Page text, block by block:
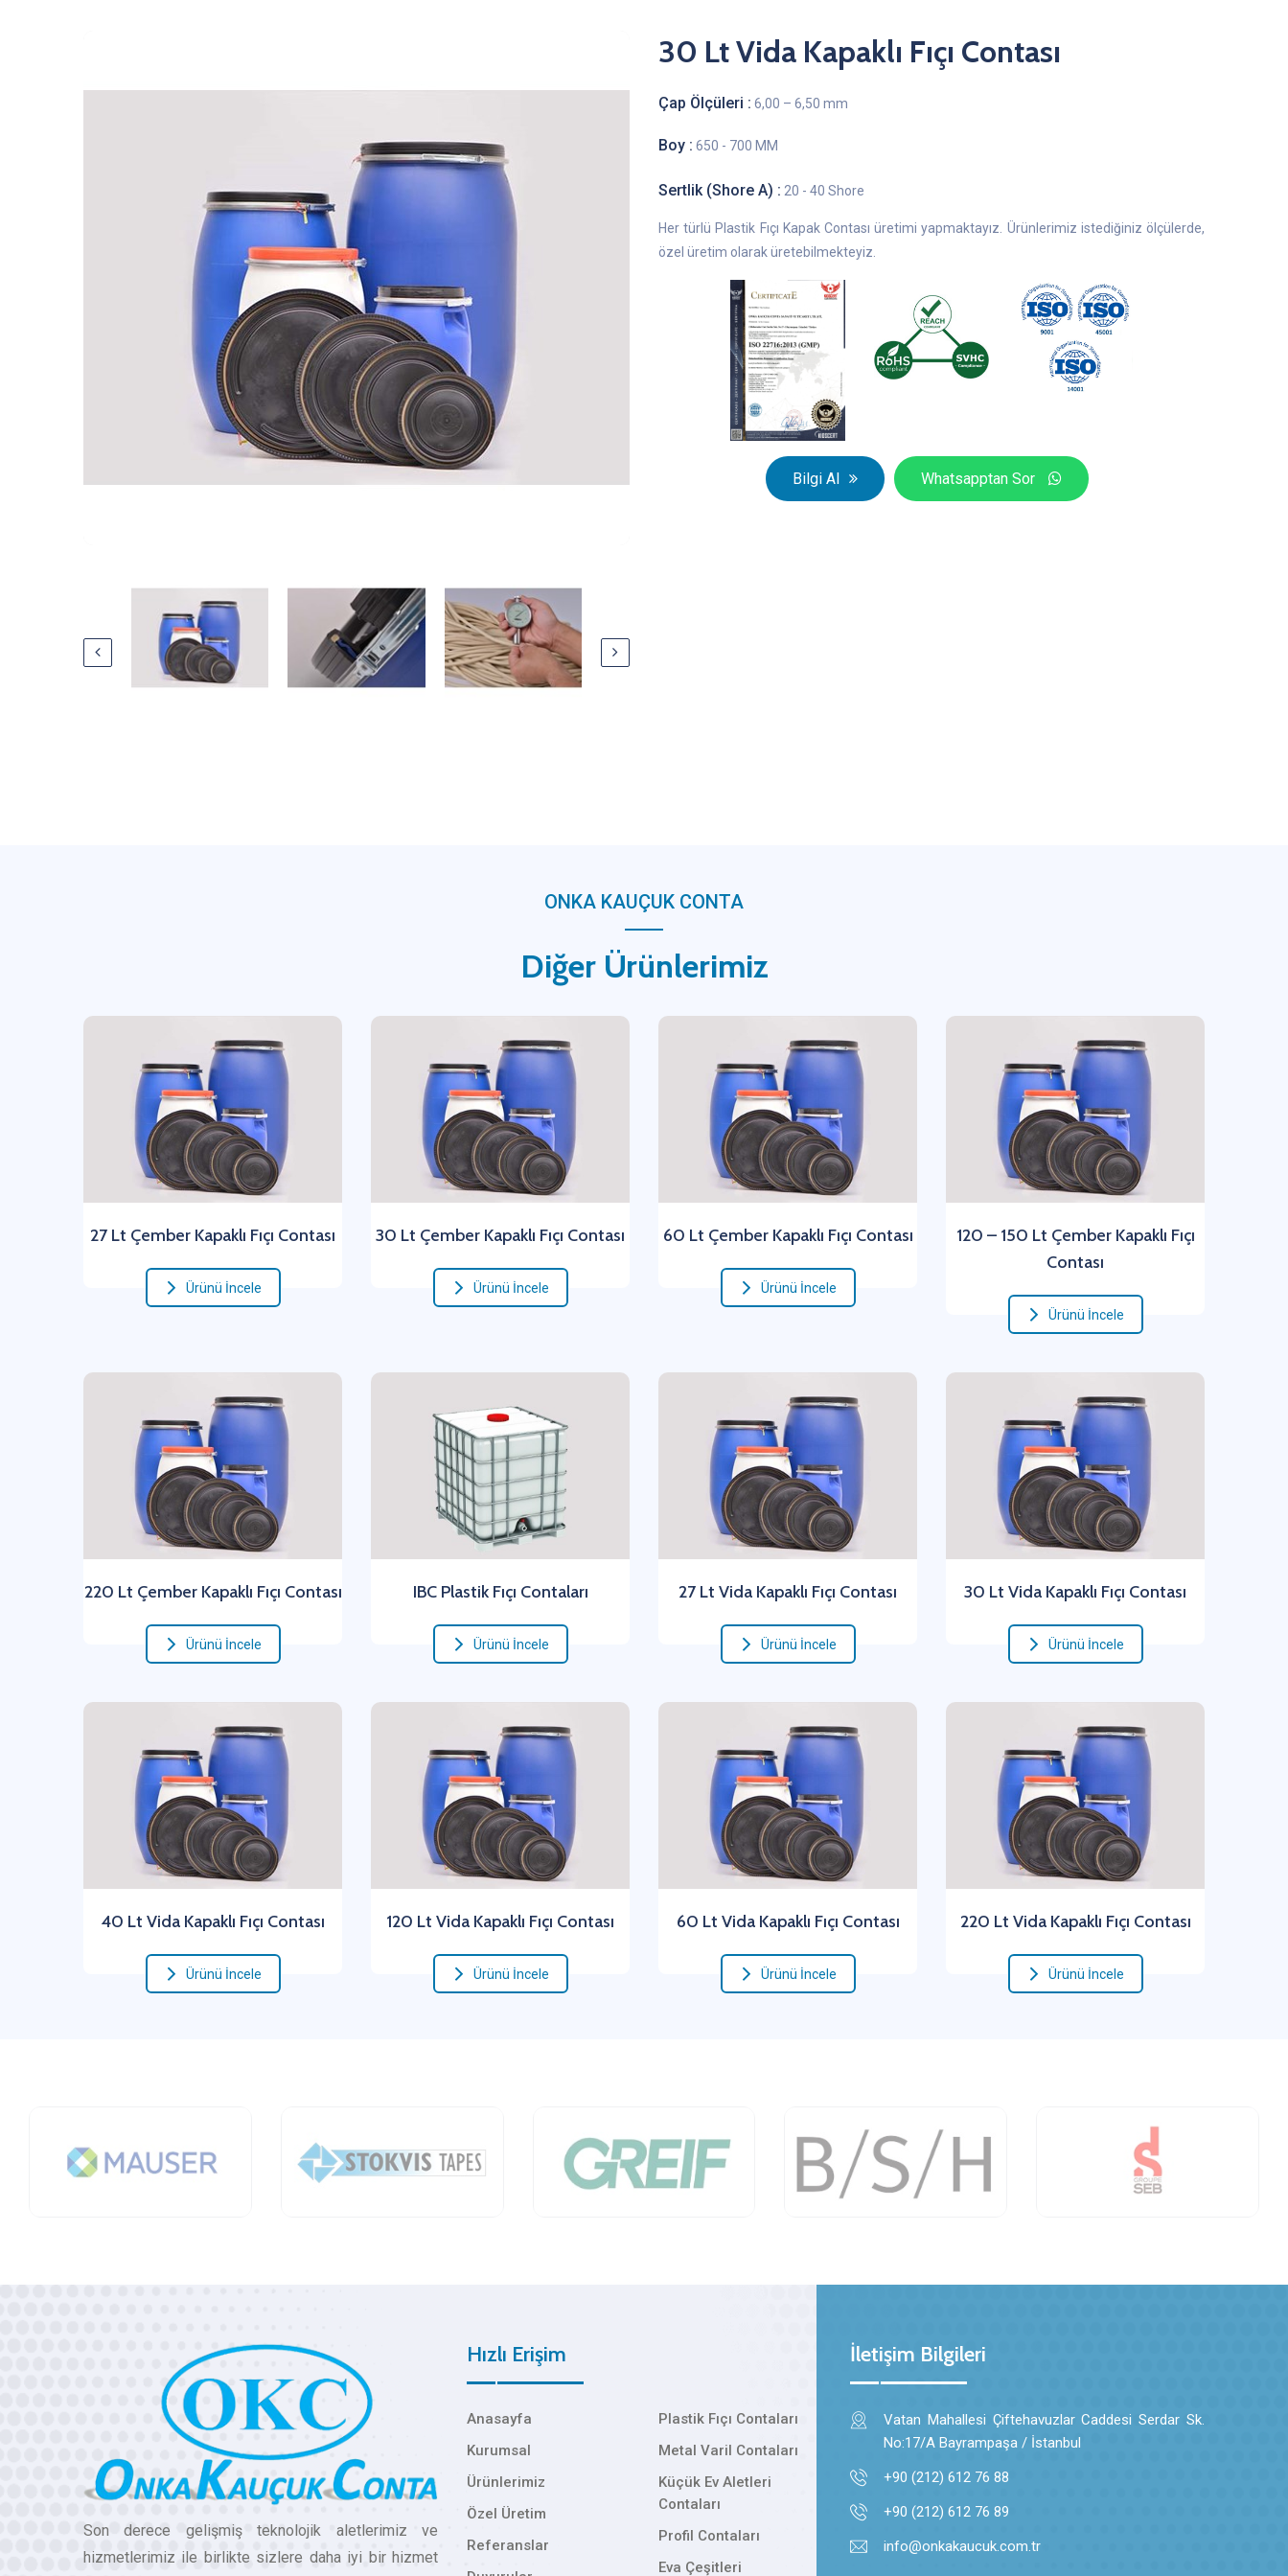
30 Lt Vida Kapaklı Fıçı Contası
Çap Ölçüleri : 6,00 – 6,50 mm
Boy : 650 - 700 MM
Sertlik (Shore A) : 20 - 40 Shore
Her türlü Plastik Fıçı Kapak Contası üretimi yapmaktayız. Ürünlerimiz istediğiniz ölçülerde,
özel üretim olarak üretebilmekteyiz.
Bilgi Al Whatsapptan Sor
ONKA KAUÇUK CONTA
Diğer Ürünlerimiz
27 Lt Çember Kapaklı Fıçı Contası
Ürünü İncele
30 Lt Çember Kapaklı Fıçı Contası
Ürünü İncele
60 Lt Çember Kapaklı Fıçı Contası
Ürünü İncele
120 – 150 Lt Çember Kapaklı Fıçı
Contası
Ürünü İncele
220 Lt Çember Kapaklı Fıçı Contası
Ürünü İncele
IBC Plastik Fıçı Contaları
Ürünü İncele
27 Lt Vida Kapaklı Fıçı Contası
Ürünü İncele
30 Lt Vida Kapaklı Fıçı Contası
Ürünü İncele
40 Lt Vida Kapaklı Fıçı Contası
Ürünü İncele
120 Lt Vida Kapaklı Fıçı Contası
Ürünü İncele
60 Lt Vida Kapaklı Fıçı Contası
Ürünü İncele
220 Lt Vida Kapaklı Fıçı Contası
Ürünü İncele
Son derece gelişmiş teknolojik aletlerimiz ve
hizmetlerimiz ile birlikte sizlere daha iyi bir hizmet
Hızlı Erişim
Anasayfa
Kurumsal
Ürünlerimiz
Özel Üretim
Referanslar
Plastik Fıçı Contaları
Metal Varil Contaları
Küçük Ev Aletleri
Contaları
Profil Contaları
Eva Çeşitleri
İletişim Bilgileri
Vatan Mahallesi Çiftehavuzlar Caddesi Serdar Sk.
No:17/A Bayrampaşa / İstanbul
+90 (212) 612 76 88
+90 (212) 612 76 89
info@onkakaucuk.com.tr